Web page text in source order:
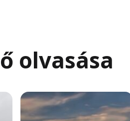
olvasása